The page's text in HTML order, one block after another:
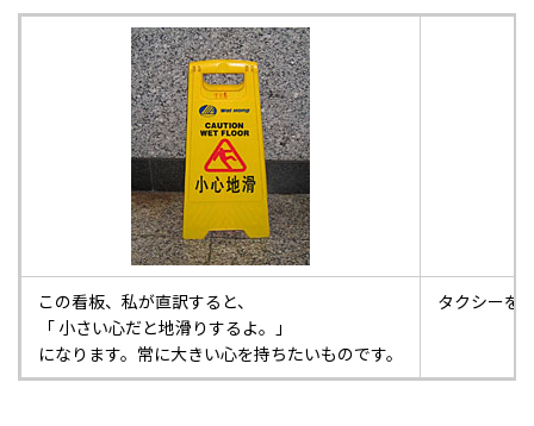
この看板、私が直訳すると、
「 小さい心だと地滑りするよ。」
になります。常に大きい心を持ちたいものです。
タクシーを